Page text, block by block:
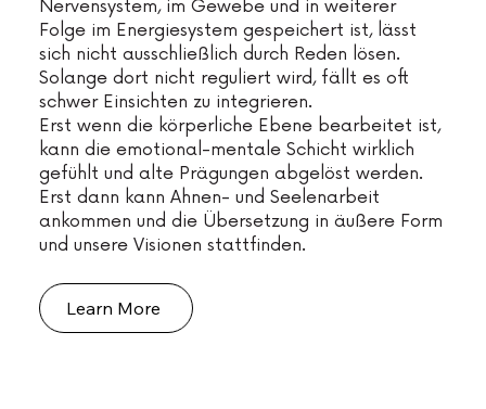
Nervensystem, im Gewebe und in weiterer
Folge im Energiesystem gespeichert ist, lässt
sich nicht ausschließlich durch Reden lösen.
Solange dort nicht reguliert wird, fällt es oft
schwer Einsichten zu integrieren.
Erst wenn die körperliche Ebene bearbeitet ist,
kann die emotional-mentale Schicht wirklich
gefühlt und alte Prägungen abgelöst werden.
Erst dann kann Ahnen- und Seelenarbeit
ankommen und die Übersetzung in äußere Form
und unsere Visionen stattfinden.
Learn More